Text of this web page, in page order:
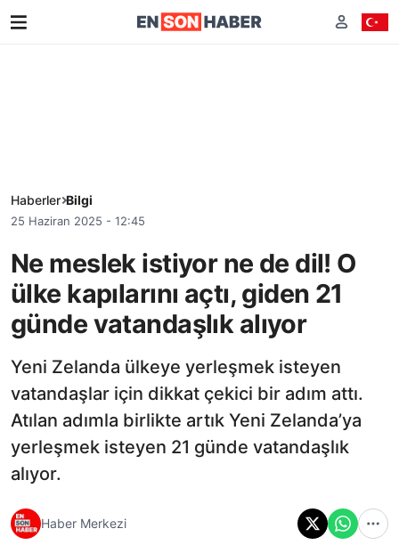
Haberler Bilgi
25 Haziran 2025 - 12:45
Ne meslek istiyor ne de dil! O
ülke kapılarını açtı, giden 21
günde vatandaşlık alıyor
Yeni Zelanda ülkeye yerleşmek isteyen
vatandaşlar için dikkat çekici bir adım attı.
Atılan adımla birlikte artık Yeni Zelanda’ya
yerleşmek isteyen 21 günde vatandaşlık
alıyor.
Haber Merkezi